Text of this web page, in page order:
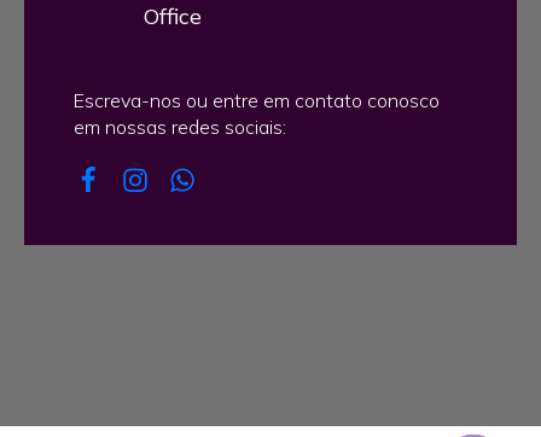
Office
Escreva-nos ou entre em contato conosco
em nossas redes sociais: